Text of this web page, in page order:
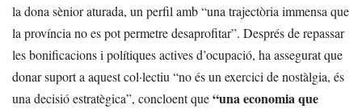
la dona sènior aturada, un perfil amb “una trajectòria immensa que
la província no es pot permetre desaprofitar”. Després de repassar
les bonificacions i polítiques actives d’ocupació, ha assegurat que
donar suport a aquest col·lectiu “no és un exercici de nostàlgia, és
una decisió estratègica”, concloent que“una economia que